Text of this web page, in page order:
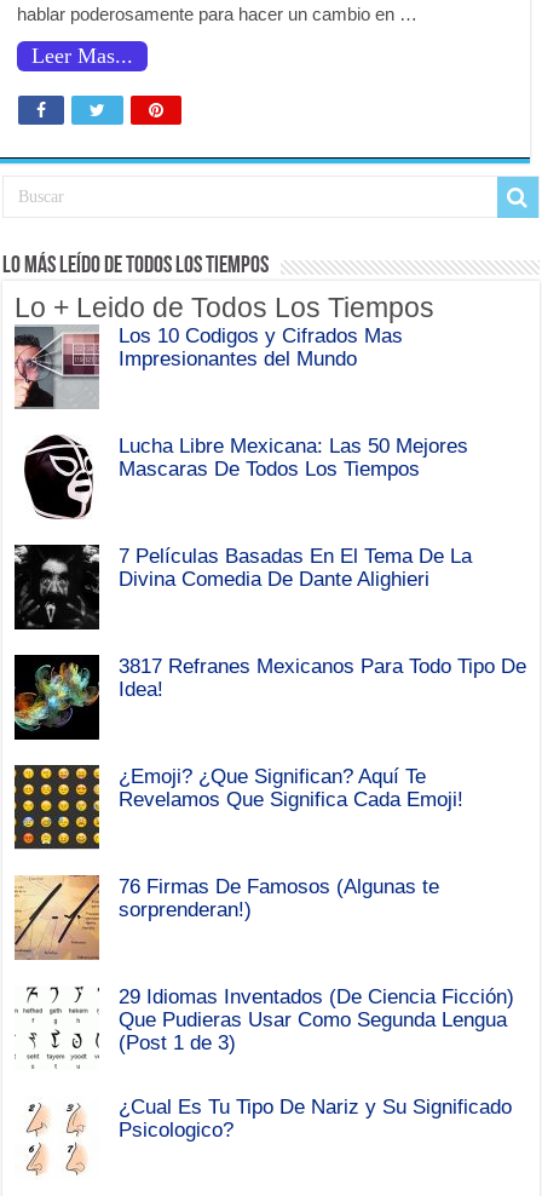
hablar poderosamente para hacer un cambio en …
Leer Mas...
Lo Más Leído de Todos Los Tiempos
Lo + Leido de Todos Los Tiempos
Los 10 Codigos y Cifrados Mas
Impresionantes del Mundo
Lucha Libre Mexicana: Las 50 Mejores
Mascaras De Todos Los Tiempos
7 Películas Basadas En El Tema De La
Divina Comedia De Dante Alighieri
3817 Refranes Mexicanos Para Todo Tipo De
Idea!
¿Emoji? ¿Que Significan? Aquí Te
Revelamos Que Significa Cada Emoji!
76 Firmas De Famosos (Algunas te
sorprenderan!)
29 Idiomas Inventados (De Ciencia Ficción)
Que Pudieras Usar Como Segunda Lengua
(Post 1 de 3)
¿Cual Es Tu Tipo De Nariz y Su Significado
Psicologico?